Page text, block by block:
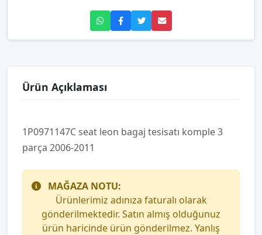
Ürün Açıklaması
1P0971147C seat leon bagaj tesisatı komple 3
parça 2006-2011
MAĞAZA NOTU:
Ürünlerimiz adınıza faturalı olarak
gönderilmektedir. Satın almış olduğunuz
ürün haricinde ürün gönderilmez. Yanlış